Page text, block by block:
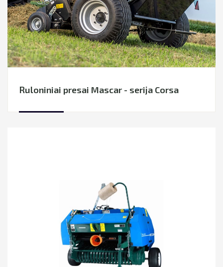
Ruloniniai presai Mascar - serija Corsa